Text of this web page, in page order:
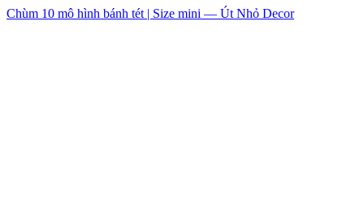
Chùm 10 mô hình bánh tét | Size mini — Út Nhỏ Decor